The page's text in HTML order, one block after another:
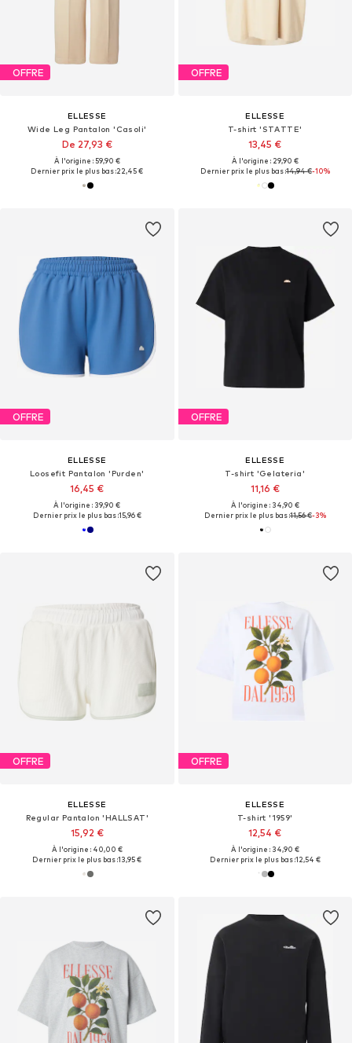
OFFRE
ELLESSE
Wide Leg Pantalon 'Casoli'
De 27,93 €
À l'origine : 59,90 €
Dernier prix le plus bas :22,45 €
OFFRE
ELLESSE
T-shirt 'STATTE'
13,45 €
À l'origine : 29,90 €
Dernier prix le plus bas :14,94 €-10%
OFFRE
ELLESSE
Loosefit Pantalon 'Purden'
16,45 €
À l'origine : 39,90 €
Dernier prix le plus bas :15,96 €
OFFRE
ELLESSE
T-shirt 'Gelateria'
11,16 €
À l'origine : 34,90 €
Dernier prix le plus bas :11,56 €-3%
OFFRE
ELLESSE
Regular Pantalon 'HALLSAT'
15,92 €
À l'origine : 40,00 €
Dernier prix le plus bas :13,95 €
OFFRE
ELLESSE
T-shirt '1959'
12,54 €
À l'origine : 34,90 €
Dernier prix le plus bas :12,54 €